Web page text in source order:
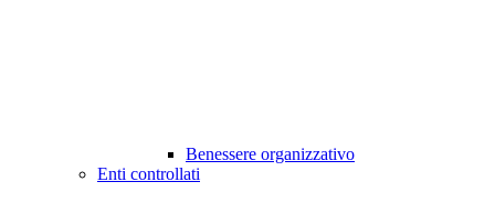
Benessere organizzativo
Enti controllati